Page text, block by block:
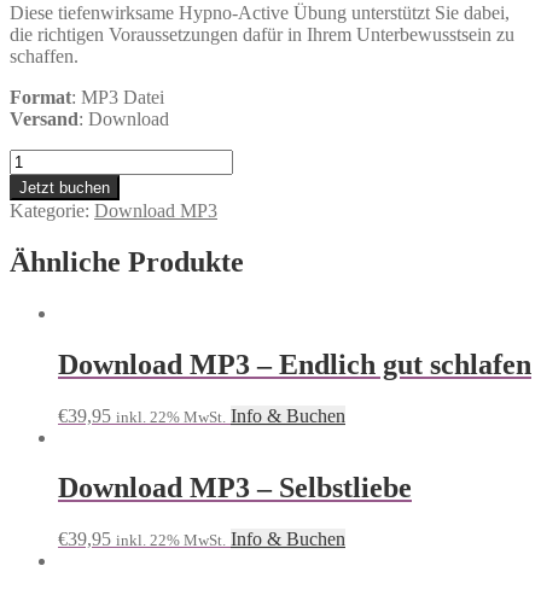
Diese tiefenwirksame Hypno-Active Übung unterstützt Sie dabei,
die richtigen Voraussetzungen dafür in Ihrem Unterbewusstsein zu
schaffen.
Format: MP3 Datei
Versand: Download
Download
MP3
-
Opferbewusstsein
ade
Menge
Jetzt buchen
Kategorie: Download MP3
Ähnliche Produkte
Download MP3 – Endlich gut schlafen
€39,95 inkl. 22% MwSt. Info & Buchen
Download MP3 – Selbstliebe
€39,95 inkl. 22% MwSt. Info & Buchen